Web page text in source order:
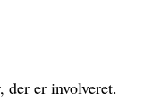
der er involveret.